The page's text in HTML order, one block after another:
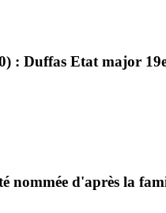
: Duffas Etat major
nommée d'après la